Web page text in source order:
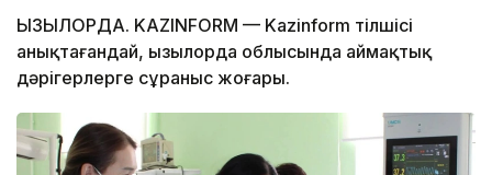
ҚЫЗЫЛОРДА. KAZINFORM — Kazinform тілшісі
анықтағандай, Қызылорда облысында аймақтық
дәрігерлерге сұраныс жоғары.